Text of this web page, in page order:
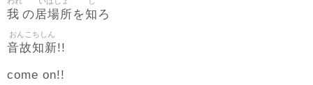
我 の居場所を知 ろ
音故知新
おんこちしん
!!
come on!!